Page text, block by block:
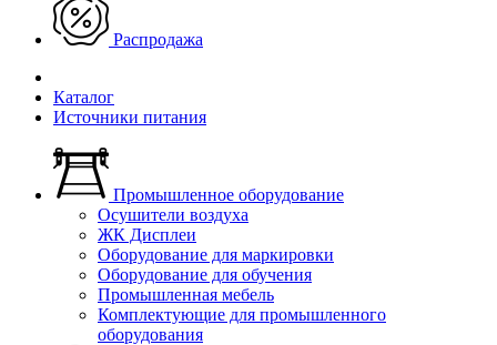
Распродажа
Каталог
Источники питания
Промышленное оборудование
Осушители воздуха
ЖК Дисплеи
Оборудование для маркировки
Оборудование для обучения
Промышленная мебель
Комплектующие для промышленного
оборудования